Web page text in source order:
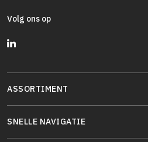
Volg ons op
ASSORTIMENT
SNELLE NAVIGATIE